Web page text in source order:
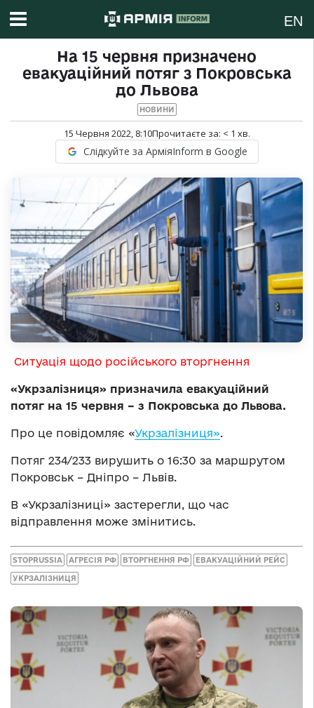
EN
На 15 червня призначено
евакуаційний потяг з Покровська
до Львова
НОВИНИ
15 Червня 2022, 8:10Прочитаєте за: < 1 хв.
Слідкуйте за АрміяInform в Google
Ситуація щодо російського вторгнення
«Укрзалізниця» призначила евакуаційний
потяг на 15 червня – з Покровська до Львова.
Про це повідомляє «Укрзалізниця».
Потяг 234/233 вирушить о 16:30 за маршрутом
Покровськ – Дніпро – Львів.
В «Укрзалізниці» застерегли, що час
відправлення може змінитись.
STOPRUSSIA АГРЕСІЯ РФ ВТОРГНЕННЯ РФ ЕВАКУАЦІЙНИЙ РЕЙС
УКРЗАЛІЗНИЦЯ